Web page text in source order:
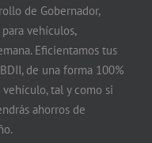
de Gobernador,
vehículos,
Eficientamos tus
de una forma 100%
tal y como si
ahorros de